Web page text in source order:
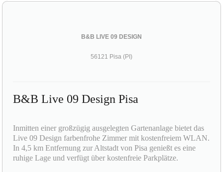
B&B LIVE 09 DESIGN
56121 Pisa (PI)
B&B Live 09 Design Pisa
Inmitten einer großzügig ausgelegten Gartenanlage bietet das
Live 09 Design farbenfrohe Zimmer mit kostenfreiem WLAN.
In 4,5 km Entfernung zur Altstadt von Pisa genießt es eine
ruhige Lage und verfügt über kostenfreie Parkplätze.